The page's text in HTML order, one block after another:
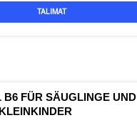
TALIMAT
B6 FÜR SÄUGLINGE UND
KLEINKINDER